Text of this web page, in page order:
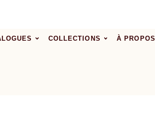
COLLECTIONS À PROPOS